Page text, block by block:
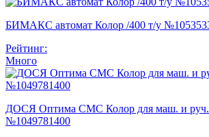
БИМАКС автомат Колор /400 т/у
Рейтинг:
Много
ДОСЯ Оптима СМС Колор для маш. и руч.
№1049781400